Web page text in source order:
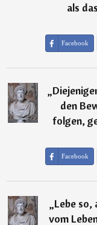
als
Facebook
„
den
folgen,
Facebook
„Lebe
vom